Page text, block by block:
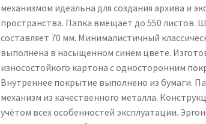
механизмом идеальна для создания архива и
пространства. Папка вмещает до 550 листов.
составляет 70 мм. Минималистичный
выполнена в насыщенном синем цвете.
износостойкого картона с односторонним
Внутреннее покрытие выполнено из бумаги.
механизм из качественного металла.
учётом всех особенностей эксплуатации.